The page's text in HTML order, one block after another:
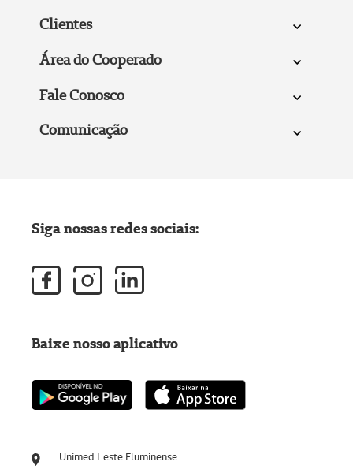
Clientes
Área do Cooperado
Fale Conosco
Comunicação
Unimed Leste Fluminense
Siga nossas redes sociais:
Baixe nosso aplicativo